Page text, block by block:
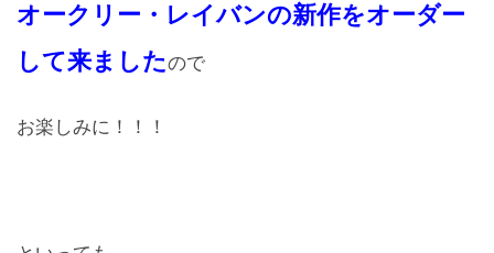
補聴器
Hearing Aid
アクセス
Q＆A
オークリー・レイバンの新作をオーダー
して来ましたので
お楽しみに！！！